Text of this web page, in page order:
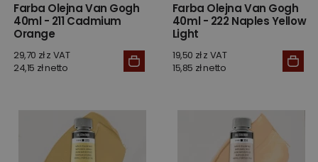
Farba Olejna Van Gogh
40ml - 211 Cadmium
Orange
29,70 zł z VAT
24,15 zł netto
Farba Olejna Van Gogh
40ml - 222 Naples Yellow
Light
19,50 zł z VAT
15,85 zł netto